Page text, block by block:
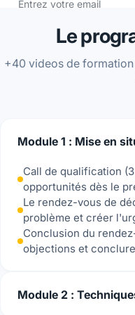
Entrez votre email
Le
+40 videos de
Module 1 : Mise en
Call de qualification
opportunités dès le
Le rendez-vous de
problème et créer
Conclusion du
objections et
Module 2 :